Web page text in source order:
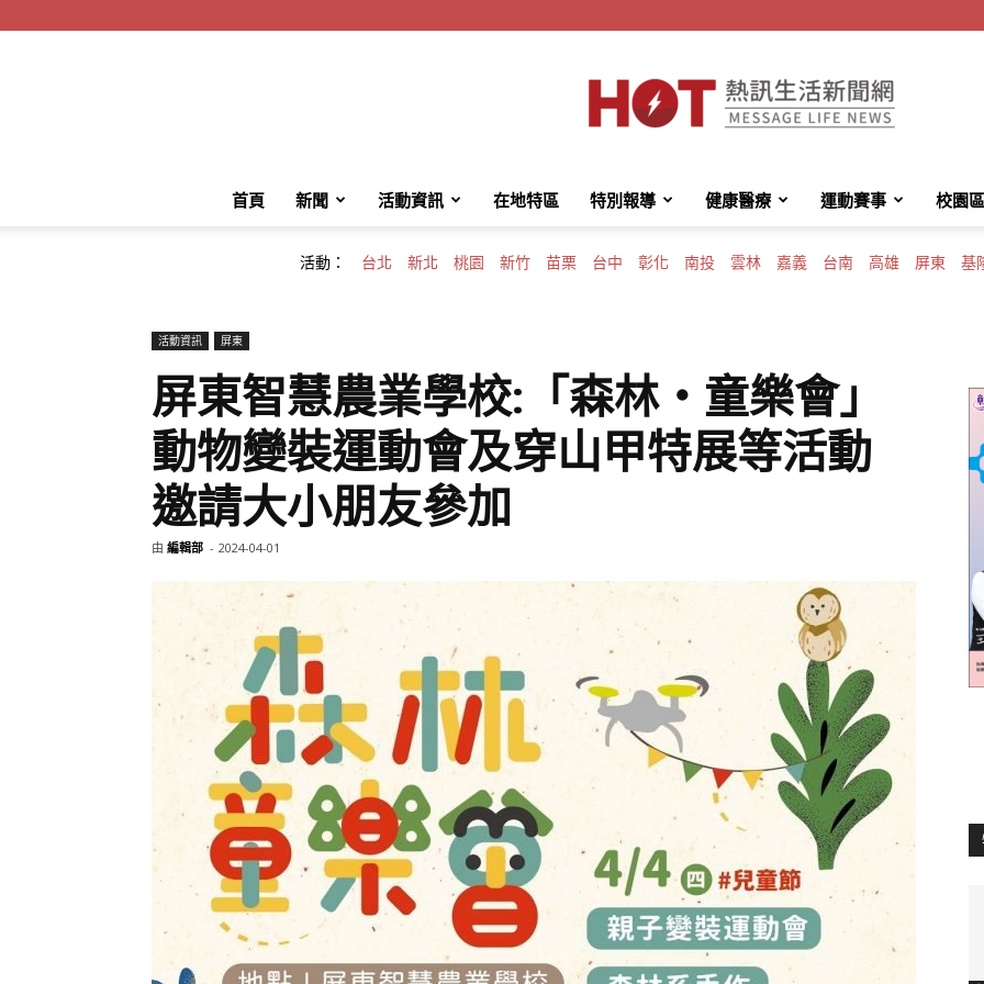
HotMessage
活
新
首頁 新聞 活動資訊 在地特區 特別報導 健康醫療 運動賽事 校園區
活動： 台北 新北 桃園 新竹 苗栗 台中 彰化 南投 雲林 嘉義 台南 高雄 屏東 基
活動資訊 屏東
屏東智慧農業學校:「森林‧童樂會」
動物變裝運動會及穿山甲特展等活動
邀請大小朋友參加
由 編輯部 - 2024-04-01